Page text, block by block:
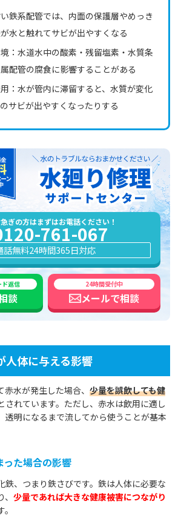
鉄系配管では、内面の保護層やめっき
水と触れてサビが出やすくなる
：水道水中の酸素・残留塩素・水質条
配管の腐食に影響することがある
：水が管内に滞留すると、水質が変化
サビが出やすくなったりする
ぎの方はまずはお電話ください！
761-067
話無料24時間365日対応
ド返信
談
24時間受付中
メールで相談
人体に与える影響
水が発生した場合、 少量を誤飲しても健
されています。ただし、赤水は飲用に適し
透明になるまで流してから使うことが基本
った場合の影響
鉄、つまり鉄さびです。鉄は人体に必要な
少量であれば大きな健康被害につながり